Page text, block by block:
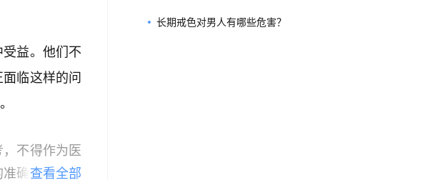
益。他们不
临这样的问
不得作为医
确性，但本
查看全部
长期戒色对男人有哪些危害？